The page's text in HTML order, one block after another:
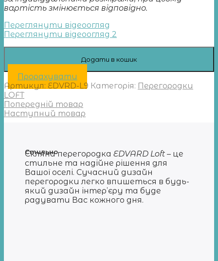
вартість змінюється відповідно.
Переглянути відеоогляд
Переглянути відеоогляд 2
Додати в кошик
Прорахувати
Артикул: EDVRD-L9 Категорія: Перегородки
LOFT
Попередній товар
Наступний товар
Стильно
Cкляна перегородкаEDVARD Loft – це
стильне та надійне рішення для
Вашої оселі. Сучасний дизайн
перегородки легко впишеться в будь-
який дизайн інтер’єру та буде
радувати Вас кожного дня.